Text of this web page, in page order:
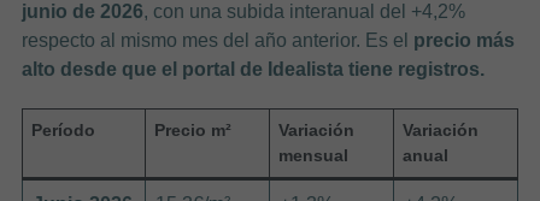
junio de 2026, con una subida interanual del +4,2%
respecto al mismo mes del año anterior. Es el precio más
alto desde que el portal de Idealista tiene registros.
Período Precio m²
Variación
mensual
Variación
anual